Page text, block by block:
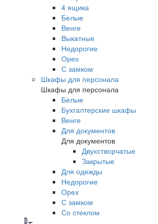
4 ящика
Белые
Венге
Выкатные
Недорогие
Орех
С замком
Шкафы для персонала
Шкафы для персонала
Белые
Бухгалтерские шкафы
Венге
Для документов
Для документов
Двухстворчатые
Закрытые
Для одежды
Недорогие
Орех
С замком
Со стеклом